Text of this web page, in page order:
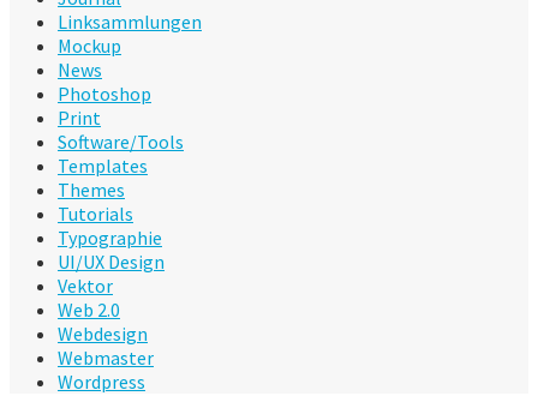
Linksammlungen
Mockup
News
Photoshop
Print
Software/Tools
Templates
Themes
Tutorials
Typographie
UI/UX Design
Vektor
Web 2.0
Webdesign
Webmaster
Wordpress